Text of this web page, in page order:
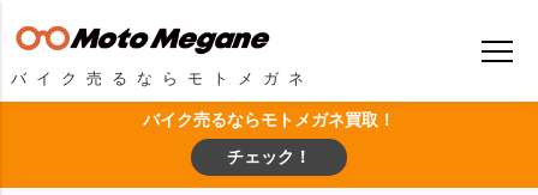
バイク売るならモトメガネ
バイク売るならモトメガネ買取！
チェック！